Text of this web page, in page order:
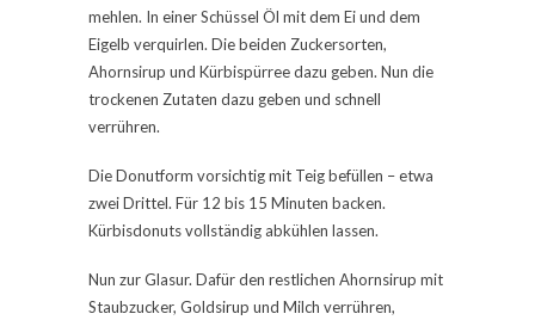
mehlen. In einer Schüssel Öl mit dem Ei und dem
Eigelb verquirlen. Die beiden Zuckersorten,
Ahornsirup und Kürbispürree dazu geben. Nun die
trockenen Zutaten dazu geben und schnell
verrühren.
Die Donutform vorsichtig mit Teig befüllen – etwa
zwei Drittel. Für 12 bis 15 Minuten backen.
Kürbisdonuts vollständig abkühlen lassen.
Nun zur Glasur. Dafür den restlichen Ahornsirup mit
Staubzucker, Goldsirup und Milch verrühren,